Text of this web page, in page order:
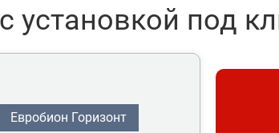
установкой под
Евробион Горизонт